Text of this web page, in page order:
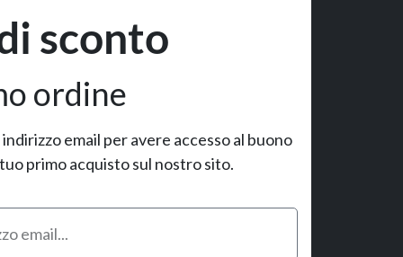
sconto
ordine
email per avere accesso al buono
primo acquisto sul nostro sito.